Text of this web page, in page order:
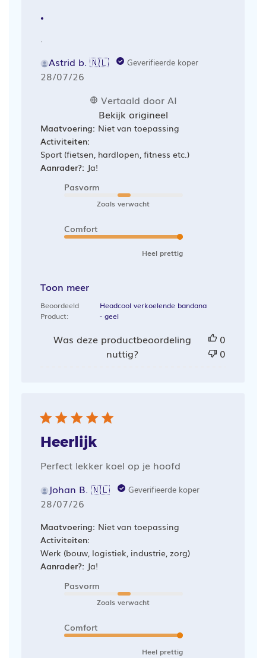
.
.
Astrid b. 🇳🇱
Geverifieerde koper
Publicatiedatum
28/07/26
Vertaald door AI
Bekijk origineel
Maatvoering: Niet van toepassing
Activiteiten:
Sport (fietsen, hardlopen, fitness etc.)
Aanrader?: Ja!
Pasvorm
Zoals verwacht
Comfort
Heel prettig
Toon meer
Beoordeeld
Product:
Headcool verkoelende bandana
- geel
Was deze productbeoordeling
nuttig?
0
0
Heerlijk
Perfect lekker koel op je hoofd
Johan B. 🇳🇱
Geverifieerde koper
Publicatiedatum
28/07/26
Maatvoering: Niet van toepassing
Activiteiten:
Werk (bouw, logistiek, industrie, zorg)
Aanrader?: Ja!
Pasvorm
Zoals verwacht
Comfort
Heel prettig